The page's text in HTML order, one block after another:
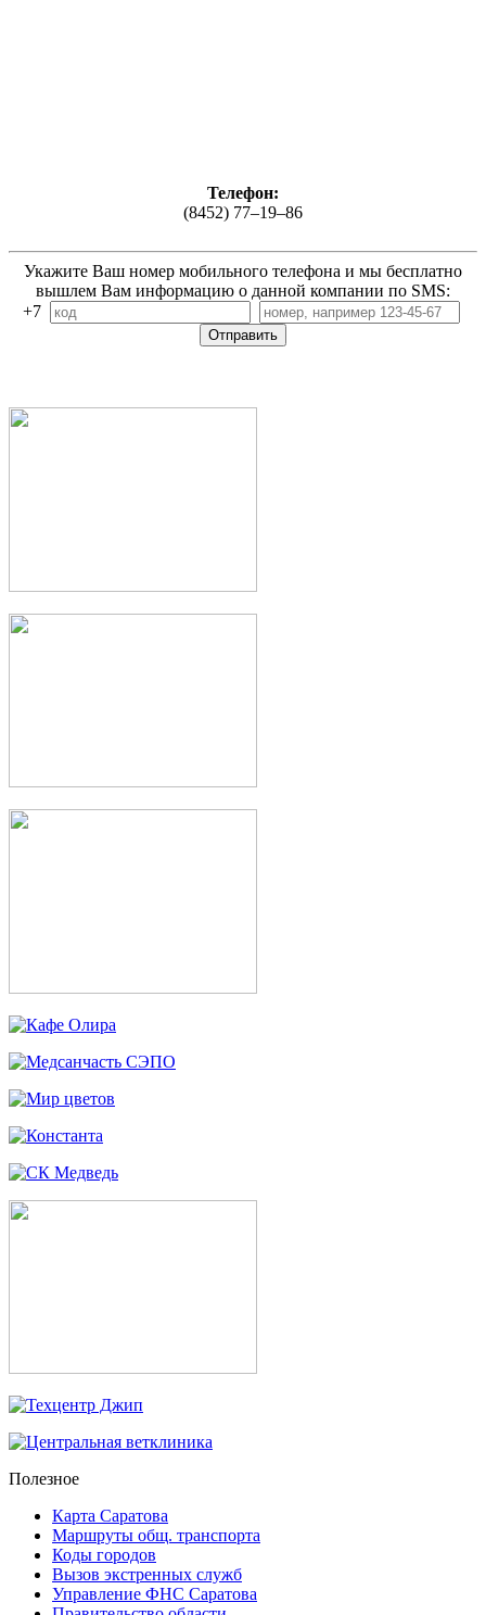
Телефон:
(8452) 77–19–86
Укажите Ваш номер мобильного телефона и мы бесплатно
вышлем Вам информацию о данной компании по SMS:
+7
Полезное
Карта Саратова
Маршруты общ. транспорта
Коды городов
Вызов экстренных служб
Управление ФНС Саратова